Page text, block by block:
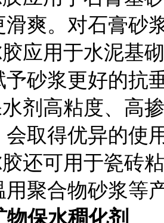
滑爽。对石膏砂
应用于水泥基
予砂浆更好的抗
剂高粘度、高
会取得优异的使
还可用于瓷砖
用聚合物砂浆等
保水稠化剂